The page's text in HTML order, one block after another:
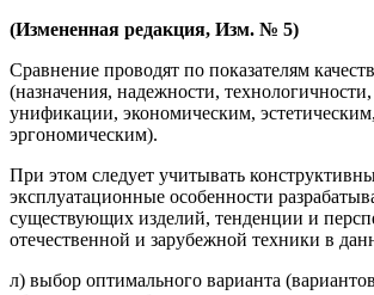
(Измененная редакция, Изм. № 5)
Сравнение проводят по показателям
(назначения, надежности,
унификации, экономическим, эстетическим,
эргономическим).
При этом следует учитывать
эксплуатационные особенности
существующих изделий, тенденции и
отечественной и зарубежной техники в
л) выбор оптимального варианта